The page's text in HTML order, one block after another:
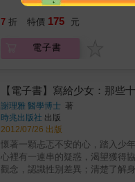
7 折 特價 175 元
電子書
【電子書】寫給少女：那些
謝理雅 醫學博士 著
時兆出版社 出版
2012/07/26 出版
懷著一顆忐忑不安的心，踏入少
心裡有一連串的疑惑，渴望獲得
觀念，認識性別差異；清楚了解